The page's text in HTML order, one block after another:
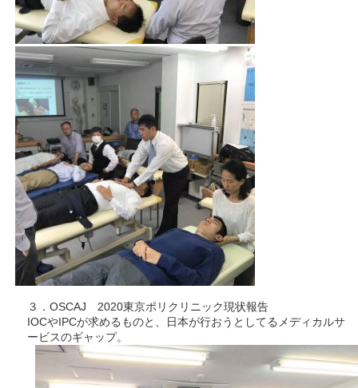
３．OSCAJ 2020東京ポリクリニック現状報告
IOCやIPCが求めるものと、日本が行おうとしてるメディカルサ
ービスのギャップ。